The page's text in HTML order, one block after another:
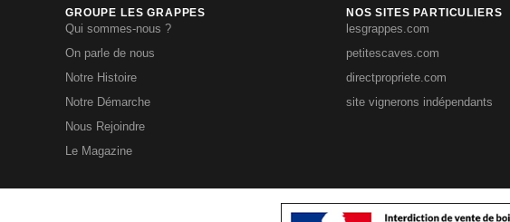
GROUPE LES GRAPPES
Qui sommes-nous ?
On parle de nous
Notre Histoire
Notre Démarche
Nous Rejoindre
Le Magazine
NOS SITES PARTICULIERS
lesgrappes.com
petitescaves.com
directpropriete.com
site vignerons indépendants